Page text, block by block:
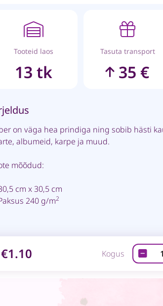
Tooteid laos
13 tk
Tasuta transport
35 €
on väga hea prindiga ning sobib hästi
albumeid, karpe ja muud.
mõõdud:
cm x 30,5 cm
240 g/m2
€1.10 Kogus